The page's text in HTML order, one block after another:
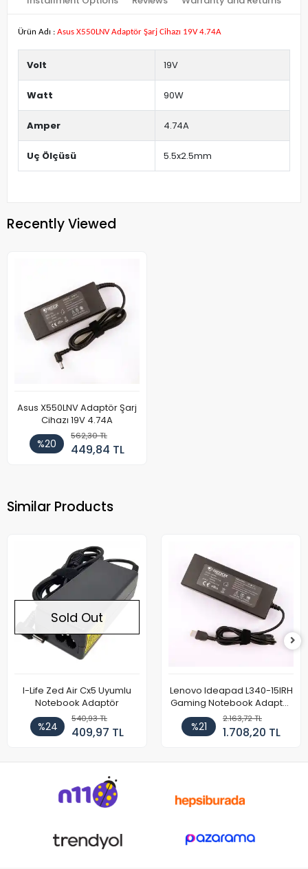
Ürün Adı : Asus X550LNV Adaptör Şarj Cihazı 19V 4.74A
Volt 19V
Watt 90W
Amper 4.74A
Uç Ölçüsü 5.5x2.5mm
Recently Viewed
Asus X550LNV Adaptör Şarj
Cihazı 19V 4.74A
%20
562,30 TL
449,84 TL
Similar Products
Sold Out
I-Life Zed Air Cx5 Uyumlu
Notebook Adaptör
%24
540,93 TL
409,97 TL
Lenovo Ideapad L340-15IRH
Gaming Notebook Adaptör
Cihazı Şarj Aleti (150W)
%21
2.163,72 TL
1.708,20 TL